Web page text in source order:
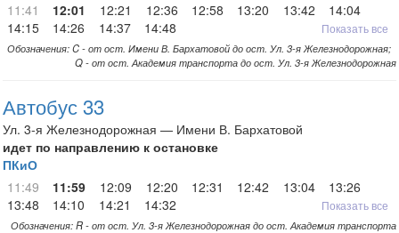
11:41
12:01 12:21 12:36 12:58 13:20 13:42
14:04
14:15
14:26 14:37 14:48 Показать все
Обозначения: C - от ост. Имени В. Бархатовой до ост. Ул. 3-я Железнодорожная;
Q - от ост. Академия транспорта до ост. Ул. 3-я Железнодорожная
Автобус 33
Ул. 3-я Железнодорожная — Имени В. Бархатовой
идет по направлению к остановке
ПКиО
11:49
11:59 12:09 12:20 12:31 12:42 13:04
13:26
13:48
14:10 14:21 14:32 Показать все
Обозначения: R - от ост. Ул. 3-я Железнодорожная до ост. Академия транспорта